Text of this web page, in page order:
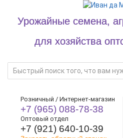
Урожайные семена,
для хозяйства
Розничный / Интернет-магазин
+7 (965) 088-78-38
Оптовый отдел
+7 (921) 640-10-39